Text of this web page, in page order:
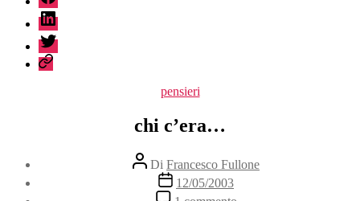
linkedin
twitter
sessionize
Categorie
pensieri
chi c’era…
Autore
articolo
Di Francesco Fullone
Data
dell'articolo
12/05/2003